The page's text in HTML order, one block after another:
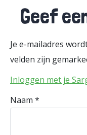
Geef
Je e-mailadres
velden zijn
Inloggen met je
Naam *